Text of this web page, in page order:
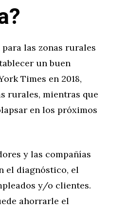
las zonas rurales
un buen
Times en 2018,
rurales, mientras que
en los próximos
y las compañías
el diagnóstico, el
y/o clientes.
ahorrarle el